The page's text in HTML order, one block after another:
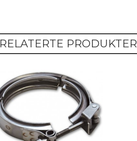
RELATERTE PRODUKTER